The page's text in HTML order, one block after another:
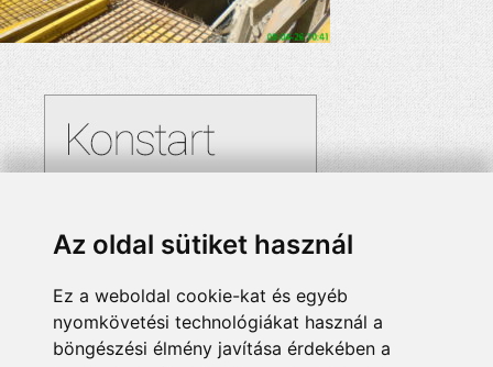
Az oldal sütiket használ
Ez a weboldal cookie-kat és egyéb
nyomkövetési technológiákat használ a
böngészési élmény javítása érdekében a